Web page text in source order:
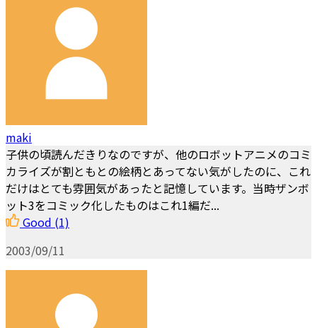
maki
子供の頃読んだきりなのですが、他のロボットアニメのコミ
カライズが割ともとの絵柄とあってない気がしたのに、これ
だけはとても雰囲気があったと記憶しています。当時ザンボ
ット3をコミック化したものはこれ1編だ...
Good (1)
2003/09/11